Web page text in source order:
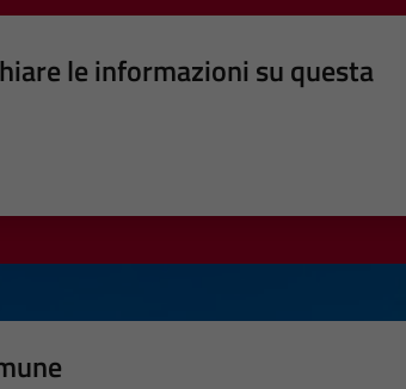
le informazioni su questa